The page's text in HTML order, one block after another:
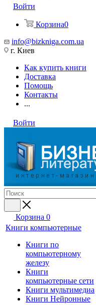
Войти
Корзина0
info@bizkniga.com.ua
г. Киев
Как купить книги
Доставка
Помощь
Контакты
...
Войти
Корзина 0
Книги компьютерные
Книги по
компьютерному
железу
Книги
компьютерные сети
Книги мультимедиа
Книги Нейронные